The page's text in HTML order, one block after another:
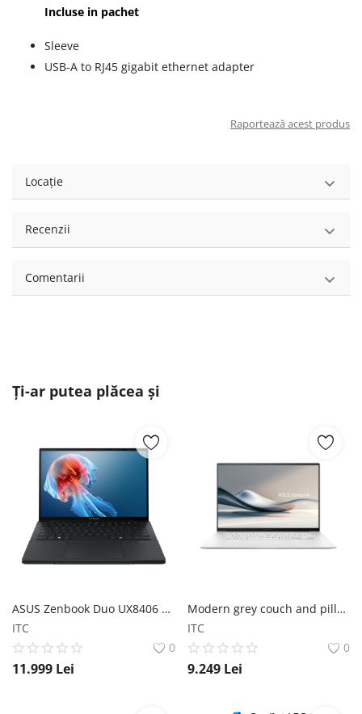
Incluse in pachet
Sleeve
USB-A to RJ45 gigabit ethernet adapter
Raportează acest produs
Locație
Recenzii
Comentarii
Ți-ar putea plăcea și
ASUS Zenbook Duo UX8406 ASUS
ITC
0
11.999 Lei
Modern grey couch and pillows
ITC
0
9.249 Lei